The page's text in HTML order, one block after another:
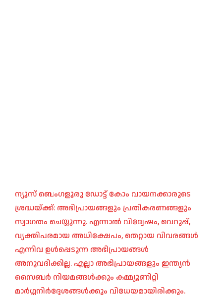
ന്യൂസ് ബെംഗളൂരു ഡോട്ട് കോം വായനക്കാരുടെ
ശ്രദ്ധയ്ക്ക്: അഭിപ്രായങ്ങളും പ്രതികരണങ്ങളും
സ്വാഗതം ചെയ്യുന്നു. എന്നാൽ വിദ്വേഷം, വെറുപ്പ്,
വ്യക്തിപരമായ അധിക്ഷേപം, തെറ്റായ വിവരങ്ങൾ
എന്നിവ ഉൾപ്പെടുന്ന അഭിപ്രായങ്ങൾ
അനുവദിക്കില്ല. എല്ലാ അഭിപ്രായങ്ങളും ഇന്ത്യൻ
സൈബർ നിയമങ്ങൾക്കും കമ്മ്യൂണിറ്റി
മാർഗ്ഗനിർദ്ദേശങ്ങൾക്കും വിധേയമായിരിക്കും.